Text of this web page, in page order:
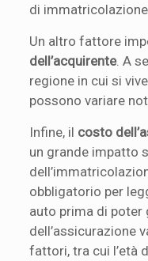
di immatricolazione
Un altro fattore
dell’acquirente. A
regione in cui si
possono variare
Infine, il costo
un grande impatto
obbligatorio per
auto prima di poter
dell’assicurazione
fattori, tra cui l’età